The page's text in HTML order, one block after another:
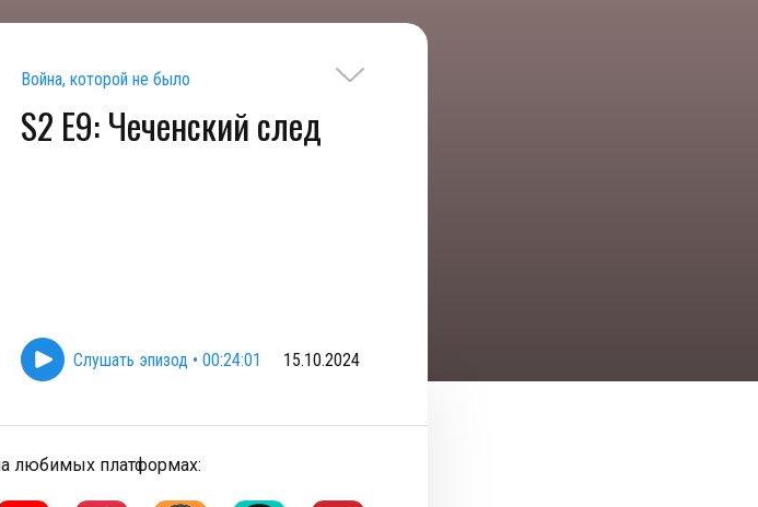
Война, которой не было
S2 E9: Чеченский след
Слушать эпизод • 00:24:01 15.10.2024
любимых платформах: